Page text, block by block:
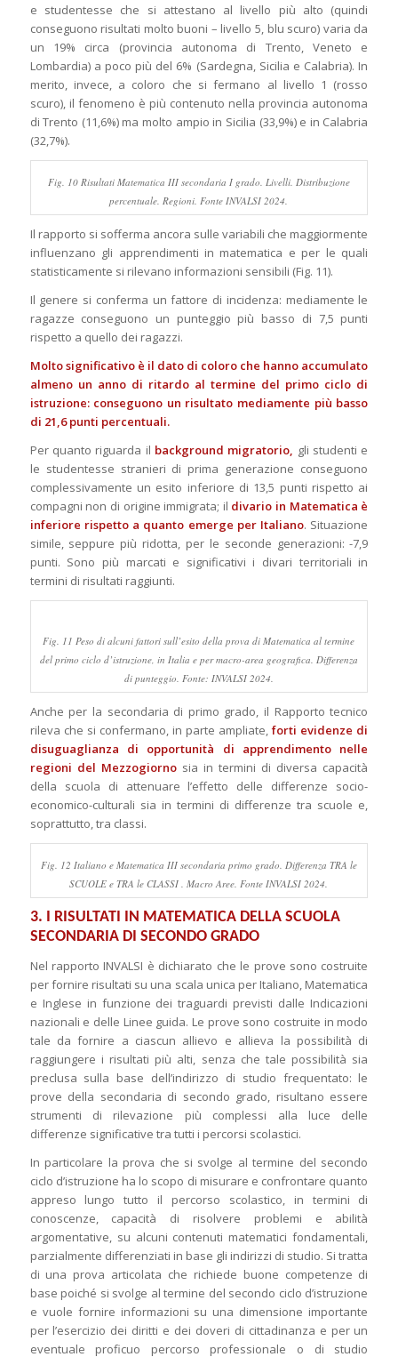
e studentesse che si attestano al livello più alto (quindi
conseguono risultati molto buoni – livello 5, blu scuro) varia da
un 19% circa (provincia autonoma di Trento, Veneto e
Lombardia) a poco più del 6% (Sardegna, Sicilia e Calabria). In
merito, invece, a coloro che si fermano al livello 1 (rosso
scuro), il fenomeno è più contenuto nella provincia autonoma
di Trento (11,6%) ma molto ampio in Sicilia (33,9%) e in Calabria
(32,7%).
Fig. 10 Risultati Matematica III secondaria I grado. Livelli. Distribuzione
percentuale. Regioni. Fonte INVALSI 2024.
Il rapporto si sofferma ancora sulle variabili che maggiormente
influenzano gli apprendimenti in matematica e per le quali
statisticamente si rilevano informazioni sensibili (Fig. 11).
Il genere si conferma un fattore di incidenza: mediamente le
ragazze conseguono un punteggio più basso di 7,5 punti
rispetto a quello dei ragazzi.
Molto significativo è il dato di coloro che hanno accumulato
almeno un anno di ritardo al termine del primo ciclo di
istruzione: conseguono un risultato mediamente più basso
di 21,6 punti percentuali.
Per quanto riguarda il background migratorio, gli studenti e
le studentesse stranieri di prima generazione conseguono
complessivamente un esito inferiore di 13,5 punti rispetto ai
compagni non di origine immigrata; il divario in Matematica è
inferiore rispetto a quanto emerge per Italiano. Situazione
simile, seppure più ridotta, per le seconde generazioni: -7,9
punti. Sono più marcati e significativi i divari territoriali in
termini di risultati raggiunti.
Fig. 11 Peso di alcuni fattori sull’esito della prova di Matematica al termine
del primo ciclo d’istruzione, in Italia e per macro-area geografica. Differenza
di punteggio. Fonte: INVALSI 2024.
Anche per la secondaria di primo grado, il Rapporto tecnico
rileva che si confermano, in parte ampliate,forti evidenze di
disuguaglianza di opportunità di apprendimento nelle
regioni del Mezzogiornosia in termini di diversa capacità
della scuola di attenuare l’effetto delle differenze socio-
economico-culturali sia in termini di differenze tra scuole e,
soprattutto, tra classi.
Fig. 12 Italiano e Matematica III secondaria primo grado. Differenza TRA le
SCUOLE e TRA le CLASSI . Macro Aree. Fonte INVALSI 2024.
3. I RISULTATI IN MATEMATICA DELLA SCUOLA
SECONDARIA DI SECONDO GRADO
Nel rapporto INVALSI è dichiarato che le prove sono costruite
per fornire risultati su una scala unica per Italiano, Matematica
e Inglese in funzione dei traguardi previsti dalle Indicazioni
nazionali e delle Linee guida. Le prove sono costruite in modo
tale da fornire a ciascun allievo e allieva la possibilità di
raggiungere i risultati più alti, senza che tale possibilità sia
preclusa sulla base dell’indirizzo di studio frequentato: le
prove della secondaria di secondo grado, risultano essere
strumenti di rilevazione più complessi alla luce delle
differenze significative tra tutti i percorsi scolastici.
In particolare la prova che si svolge al termine del secondo
ciclo d’istruzione ha lo scopo di misurare e confrontare quanto
appreso lungo tutto il percorso scolastico, in termini di
conoscenze, capacità di risolvere problemi e abilità
argomentative, su alcuni contenuti matematici fondamentali,
parzialmente differenziati in base gli indirizzi di studio. Si tratta
di una prova articolata che richiede buone competenze di
base poiché si svolge al termine del secondo ciclo d’istruzione
e vuole fornire informazioni su una dimensione importante
per l’esercizio dei diritti e dei doveri di cittadinanza e per un
eventuale proficuo percorso professionale o di studio